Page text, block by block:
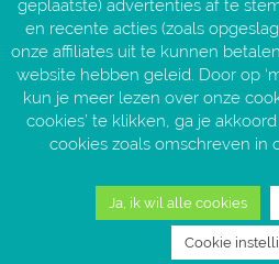
AANGESLOTEN BIJ:
Copyright © 2026
geplaatste) advertenties af te
en recente acties (zoals
onze affiliates uit te kunnen
website hebben geleid. Door op
kun je meer lezen over onze
cookies’ te klikken, ga je
cookies zoals omschreven in
Ja, ik wil alle cookies
Cookie